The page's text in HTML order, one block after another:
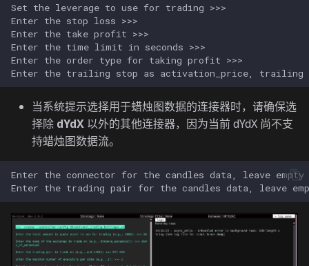
当系统提示选择用于蜡烛图数据的连接器时，请确保选
择除 dYdX 以外的其他连接器，因为当前 dYdX 尚不支
持蜡烛图数据流。